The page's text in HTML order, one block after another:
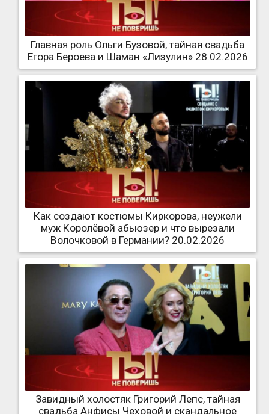
Главная роль Ольги Бузовой, тайная свадьба
Егора Бероева и Шаман «Лизулин» 28.02.2026
Как создают костюмы Киркорова, неужели
муж Королёвой абьюзер и что вырезали
Волочковой в Германии? 20.02.2026
Завидный холостяк Григорий Лепс, тайная
свадьба Анфисы Чеховой и скандальное